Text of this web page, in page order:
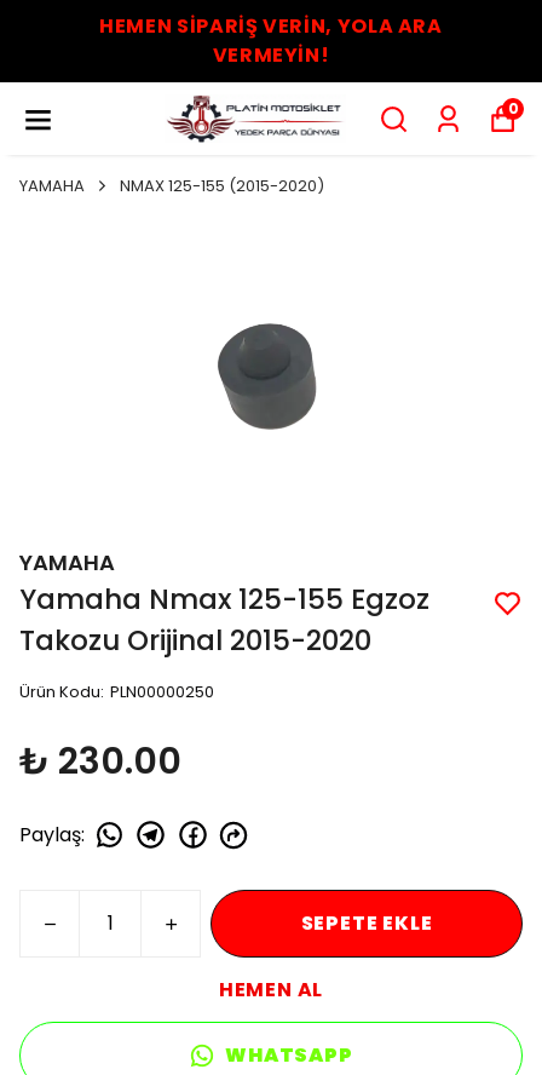
HEMEN SİPARİŞ VERİN, YOLA ARA
VERMEYİN!
0
YAMAHA NMAX 125-155 (2015-2020)
YAMAHA
Yamaha Nmax 125-155 Egzoz
Takozu Orijinal 2015-2020
Ürün Kodu: PLN00000250
₺ 230.00
Paylaş:
SEPETE EKLE
HEMEN AL
WHATSAPP